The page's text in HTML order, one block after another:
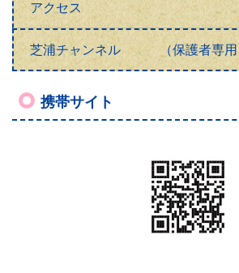
アクセス
芝浦チャンネル （保護者専用
携帯サイト